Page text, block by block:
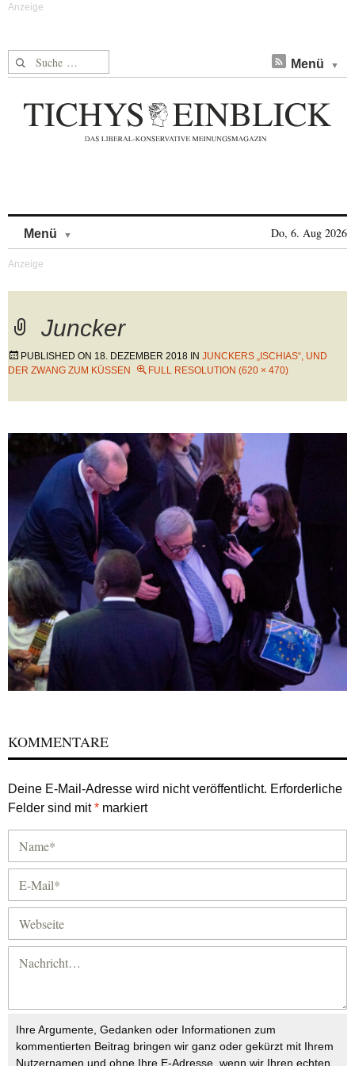
Suche nach: Menü
Menü Do, 6. Aug 2026
Juncker
PUBLISHED ON 18. DEZEMBER 2018 IN JUNCKERS „ISCHIAS“, UND
DER ZWANG ZUM KÜSSEN
FULL RESOLUTION (620 × 470)
KOMMENTARE
Deine E-Mail-Adresse wird nicht veröffentlicht. Erforderliche
Felder sind mit* markiert
Ihre Argumente, Gedanken oder Informationen zum
kommentierten Beitrag bringen wir ganz oder gekürzt mit Ihrem
Nutzernamen und ohne Ihre E-Adresse, wenn wir Ihren echten